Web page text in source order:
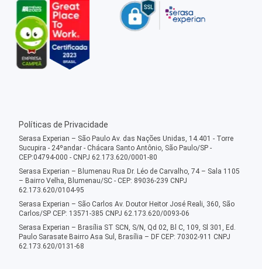
Políticas de Privacidade
Serasa Experian – São Paulo Av. das Nações Unidas, 14.401 - Torre
Sucupira - 24ºandar - Chácara Santo Antônio, São Paulo/SP -
CEP:04794-000 - CNPJ 62.173.620/0001-80
Serasa Experian – Blumenau Rua Dr. Léo de Carvalho, 74 – Sala 1105
– Bairro Velha, Blumenau/SC - CEP: 89036-239 CNPJ
62.173.620/0104-95
Serasa Experian – São Carlos Av. Doutor Heitor José Reali, 360, São
Carlos/SP CEP: 13571-385 CNPJ 62.173.620/0093-06
Serasa Experian – Brasília ST SCN, S/N, Qd 02, Bl C, 109, Sl 301, Ed.
Paulo Sarasate Bairro Asa Sul, Brasília – DF CEP: 70302-911 CNPJ
62.173.620/0131-68